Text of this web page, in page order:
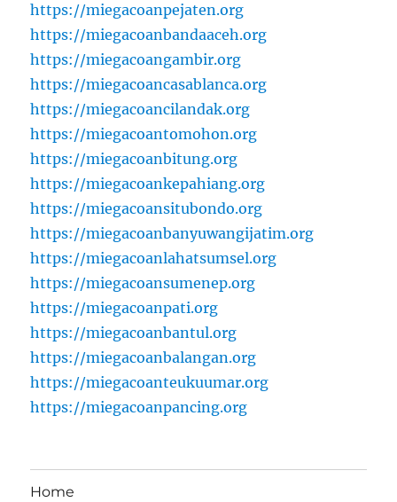
https://miegacoanpejaten.org
https://miegacoanbandaaceh.org
https://miegacoangambir.org
https://miegacoancasablanca.org
https://miegacoancilandak.org
https://miegacoantomohon.org
https://miegacoanbitung.org
https://miegacoankepahiang.org
https://miegacoansitubondo.org
https://miegacoanbanyuwangijatim.org
https://miegacoanlahatsumsel.org
https://miegacoansumenep.org
https://miegacoanpati.org
https://miegacoanbantul.org
https://miegacoanbalangan.org
https://miegacoanteukuumar.org
https://miegacoanpancing.org
Home